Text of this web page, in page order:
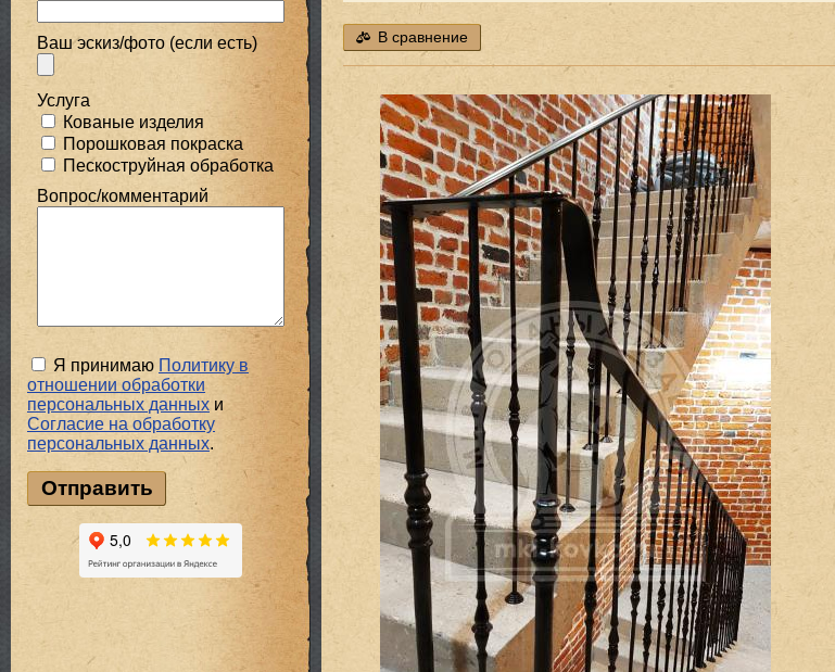
В сравнение
Ваш эскиз/фото (если есть)
Услуга
Кованые изделия
Порошковая покраска
Пескоструйная обработка
Вопрос/комментарий
Я принимаю Политику в
отношении обработки
персональных данных и
Cогласие на обработку
персональных данных.